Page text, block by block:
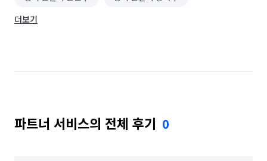
경기 안양시 동안구
경기 화성시 만세구 경기 화성시 병점구
더보기
파트너 서비스의 전체 후기 0